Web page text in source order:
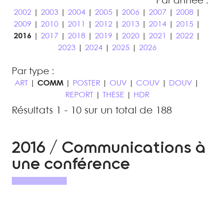
2002| 2003| 2004| 2005| 2006 2007 2008|
2009
2010| 2011 2012| 2013| 2014| 2015|
2016| 2017 2018| 2019 2020| 2021 2022|
2023| 2024| 2025| 2026
Par type :
ART COMM POSTER OUV COUV DOUV
REPORT
THESE HDR
Résultats 1 - 10 sur un total de 188
2016 / Communications à
une conférence